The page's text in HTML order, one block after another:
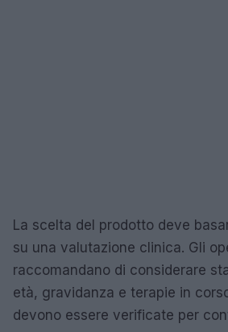
La scelta del prodotto deve
su una valutazione clinica. Gli
raccomandano di considerare
età, gravidanza e terapie in
devono essere verificate per